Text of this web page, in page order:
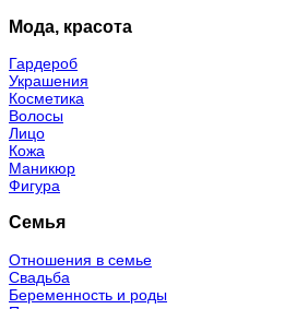
Мода, красота
Гардероб
Украшения
Косметика
Волосы
Лицо
Кожа
Маникюр
Фигура
Семья
Отношения в семье
Свадьба
Беременность и роды